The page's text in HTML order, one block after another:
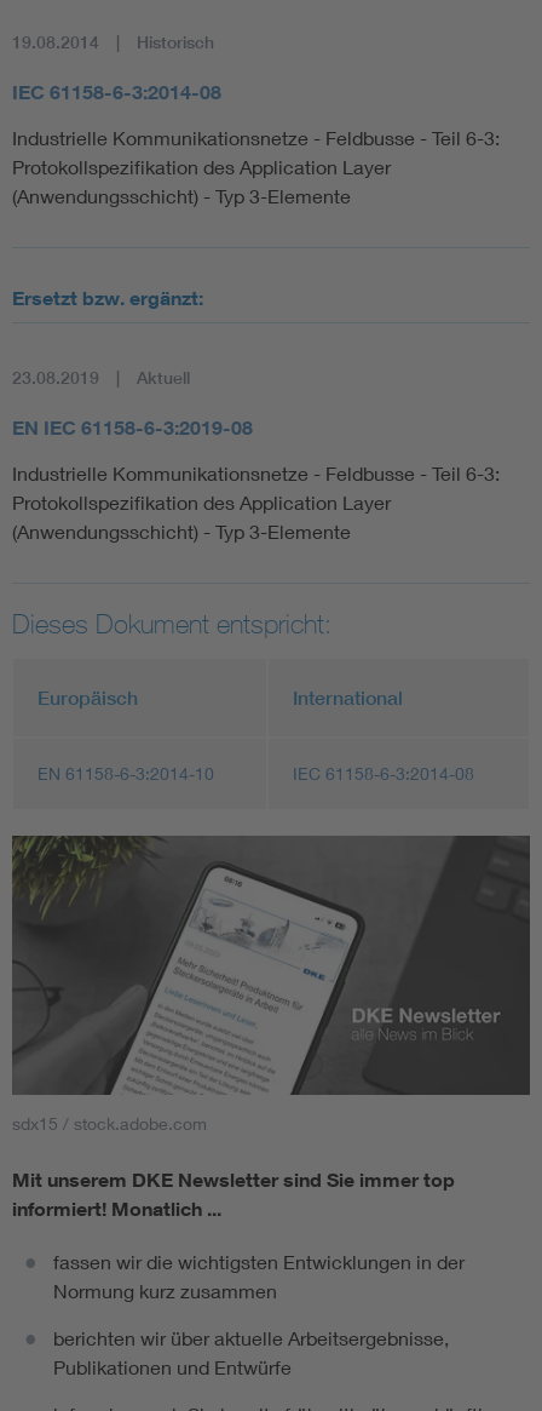
19.08.2014 Historisch
IEC 61158-6-3:2014-08
Industrielle Kommunikationsnetze - Feldbusse - Teil 6-3:
Protokollspezifikation des Application Layer
(Anwendungsschicht) - Typ 3-Elemente
Ersetzt bzw. ergänzt:
23.08.2019 Aktuell
EN IEC 61158-6-3:2019-08
Industrielle Kommunikationsnetze - Feldbusse - Teil 6-3:
Protokollspezifikation des Application Layer
(Anwendungsschicht) - Typ 3-Elemente
Dieses Dokument entspricht:
Europäisch International
EN 61158-6-3:2014-10 IEC 61158-6-3:2014-08
sdx15 / stock.adobe.com
Mit unserem DKE Newsletter sind Sie immer top
informiert! Monatlich ...
fassen wir die wichtigsten Entwicklungen in der
Normung kurz zusammen
berichten wir über aktuelle Arbeitsergebnisse,
Publikationen und Entwürfe